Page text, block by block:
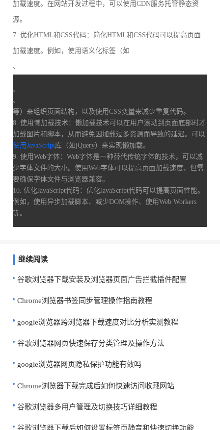
加载速度。在网站开发过程中，可以使用CDN服务托管静态资
源。
7. 优化HTML和CSS代码：简化HTML和CSS代码可以提高页面
加载速度。例如，使用语义化标签（如
、
、
、
等）来组织页面结构，以及使用CSS变量来减少重复代码。
8. 使用懒加载技术：懒加载技术可以在用户滚动到页面底部时才
加载图片和脚本，从而避免因加载过多资源而导致的延迟。可以
使用JavaScript库（如jQuery）来实现懒加载。
9. 使用Web字体：Web字体是一种替代传统字体的技术，可以减
少字体文件的大小。使用Web字体可以提高页面加载速度，但需
要确保字体文件与浏览器兼容。
10. 优化JavaScript代码：优化JavaScript代码可以提高页面性能。
例如，使用异步加载脚本、减少DOM操作、使用Web Workers
等。
继续阅读
谷歌浏览器下载安装及浏览器页面广告拦截插件配置
Chrome浏览器书签同步管理操作指南教程
google浏览器跨浏览器下载速度对比分析实测教程
谷歌浏览器网页快速保存分类管理及操作方法
google浏览器网页隐私保护功能有效吗
Chrome浏览器下载完成后如何快速访问收藏网站
谷歌浏览器多用户管理及切换技巧详细教程
谷歌浏览器下载后如何设置标签页静音和快速切换功能